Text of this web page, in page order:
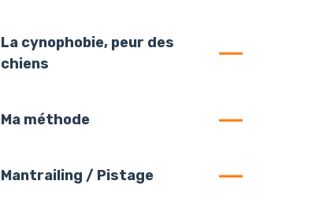
La cynophobie, peur des
chiens
Ma méthode
Mantrailing / Pistage